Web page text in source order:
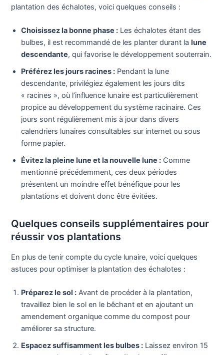
plantation des échalotes, voici quelques conseils :
Choisissez la bonne phase : Les échalotes étant des
bulbes, il est recommandé de les planter durant lalune
descendante, qui favorise le développement souterrain.
Préférez les jours racines : Pendant la lune
descendante, privilégiez également les jours dits
« racines », où l’influence lunaire est particulièrement
propice au développement du système racinaire. Ces
jours sont régulièrement mis à jour dans divers
calendriers lunaires consultables sur internet ou sous
forme papier.
Évitez la pleine lune et la nouvelle lune : Comme
mentionné précédemment, ces deux périodes
présentent un moindre effet bénéfique pour les
plantations et doivent donc être évitées.
Quelques conseils supplémentaires pour
réussir vos plantations
En plus de tenir compte du cycle lunaire, voici quelques
astuces pour optimiser la plantation des échalotes :
Préparez le sol : Avant de procéder à la plantation,
travaillez bien le sol en le bêchant et en ajoutant un
amendement organique comme du compost pour
améliorer sa structure.
Espacez suffisamment les bulbes : Laissez environ 15